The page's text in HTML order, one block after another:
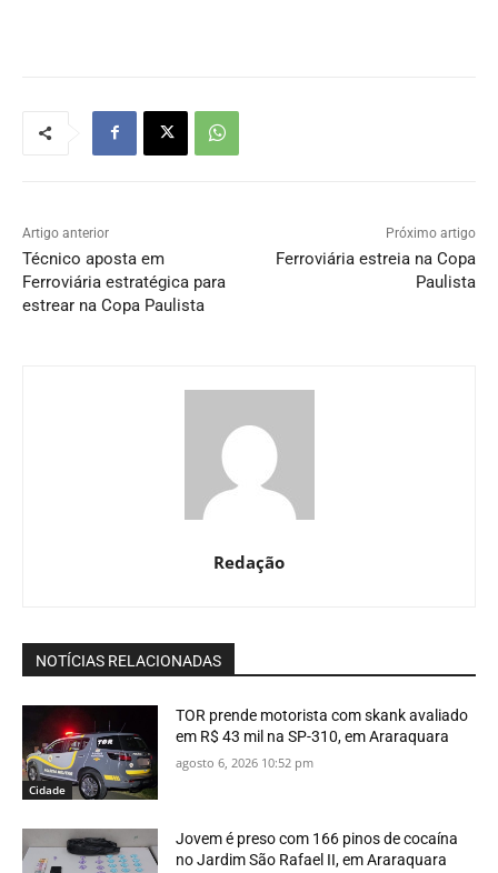
Artigo anterior
Técnico aposta em
Ferroviária estratégica para
estrear na Copa Paulista
Próximo artigo
Ferroviária estreia na Copa
Paulista
Redação
NOTÍCIAS RELACIONADAS
Cidade
TOR prende motorista com skank avaliado
em R$ 43 mil na SP-310, em Araraquara
agosto 6, 2026 10:52 pm
Jovem é preso com 166 pinos de cocaína
no Jardim São Rafael II, em Araraquara